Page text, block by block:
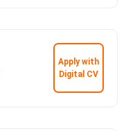
Apply with
Digital CV